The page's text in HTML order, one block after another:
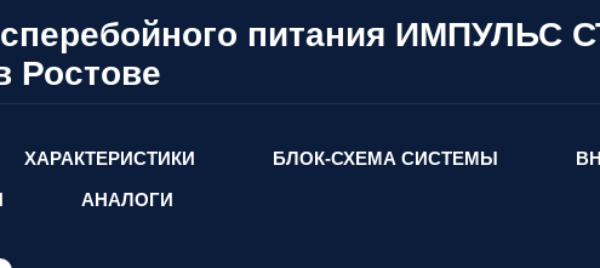
питания ИМПУЛЬС
Ростове
ХАРАКТЕРИСТИКИ БЛОК-СХЕМА СИСТЕМЫ
АНАЛОГИ